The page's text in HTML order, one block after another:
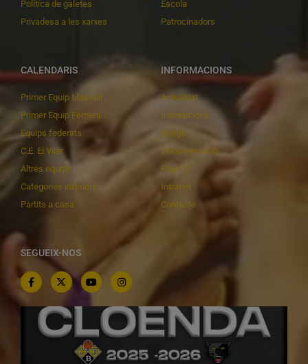
Política de galetes
Privadesa a les xarxes
Escola
Patrocinadors
CALENDARIS
Primer Equip Masculí
Primer Equip Femení
Equips federats
C.E. El Vilar
Altres equips
Categories inferiors
Partits a casa
INFORMACIONS
Actualitat
Inscripcions
Botiga
Documentació
Playoff
Intranet
Contacte
SEGUEIX-NOS